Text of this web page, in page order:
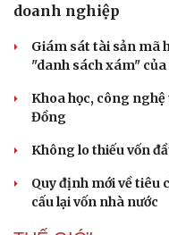
doanh nghiệp
Giám sát tài sản mã
"danh sách xám" của
Khoa học, công
Đồng
Không lo thiếu vốn
Quy định mới về tiêu
cấu lại vốn nhà nước